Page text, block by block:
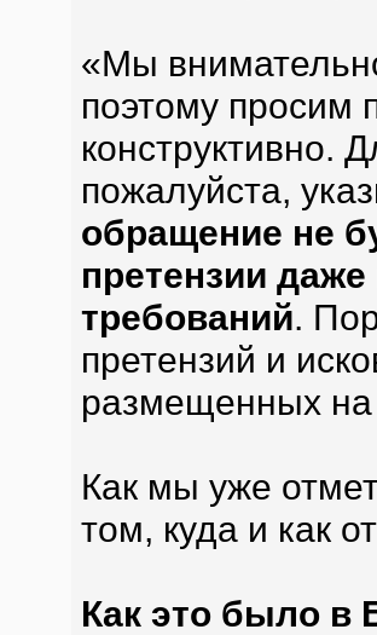
«Мы
поэтому просим
конструктивно.
пожалуйста,
обращение не
претензии
требований.
претензий и
размещенных на
Как мы уже
том, куда и как
Как это было в